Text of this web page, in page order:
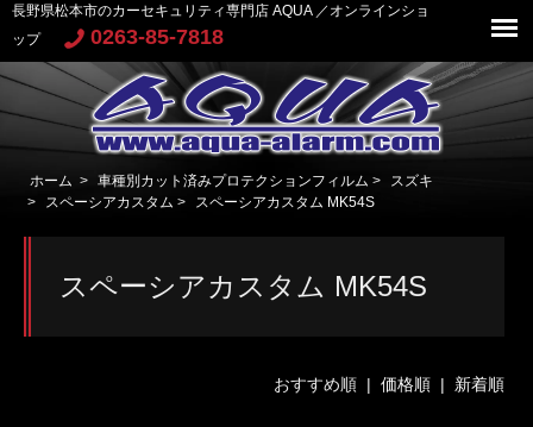
長野県松本市のカーセキュリティ専門店 AQUA ／オンラインショ
ップ
0263-85-7818
ホーム > 車種別カット済みプロテクションフィルム >
スズキ
>
スペーシアカスタム > スペーシアカスタム MK54S
スペーシアカスタム MK54S
おすすめ順 | 価格順| 新着順